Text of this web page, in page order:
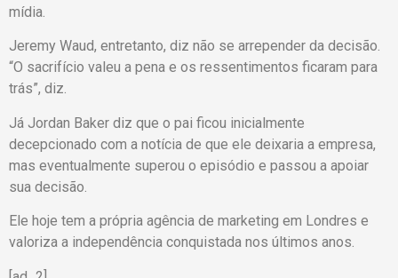
mídia.
Jeremy Waud, entretanto, diz não se arrepender da decisão.
“O sacrifício valeu a pena e os ressentimentos ficaram para
trás”, diz.
Já Jordan Baker diz que o pai ficou inicialmente
decepcionado com a notícia de que ele deixaria a empresa,
mas eventualmente superou o episódio e passou a apoiar
sua decisão.
Ele hoje tem a própria agência de marketing em Londres e
valoriza a independência conquistada nos últimos anos.